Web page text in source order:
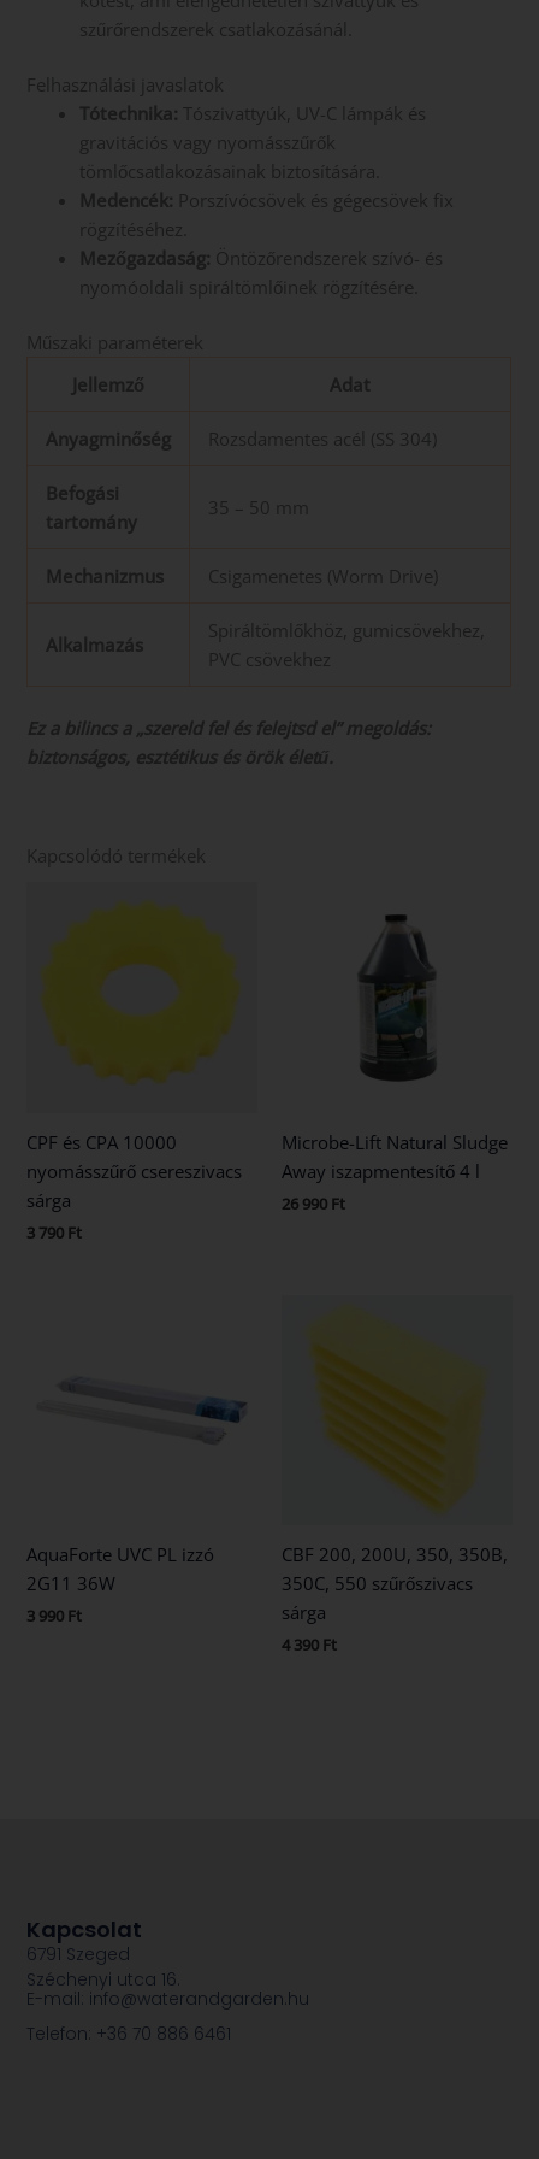
szűrőrendszerek csatlakozásánál.
Felhasználási javaslatok
Tótechnika: Tószivattyúk, UV-C lámpák és
gravitációs vagy nyomásszűrők
tömlőcsatlakozásainak biztosítására.
Medencék: Porszívócsövek és gégecsövek fix
rögzítéséhez.
Mezőgazdaság: Öntözőrendszerek szívó- és
nyomóoldali spiráltömlőinek rögzítésére.
Műszaki paraméterek
Jellemző
Adat
Anyagminőség Rozsdamentes acél (SS 304)
Befogási
tartomány
35 – 50 mm
Mechanizmus Csigamenetes (Worm Drive)
Alkalmazás
Spiráltömlőkhöz, gumicsövekhez,
PVC csövekhez
Ez a bilincs a „szereld fel és felejtsd el” megoldás:
biztonságos, esztétikus és örök életű.
Kapcsolódó termékek
CPF és CPA 10000
nyomásszűrő csereszivacs
sárga
3 790 Ft
Microbe-Lift Natural Sludge
Away iszapmentesítő 4 l
26 990 Ft
AquaForte UVC PL izzó
2G11 36W
3 990 Ft
CBF 200, 200U, 350, 350B,
350C, 550 szűrőszivacs
sárga
4 390 Ft
Kapcsolat
6791 Szeged
Széchenyi utca 16.
E-mail: info@waterandgarden.hu
Telefon: +36 70 886 6461